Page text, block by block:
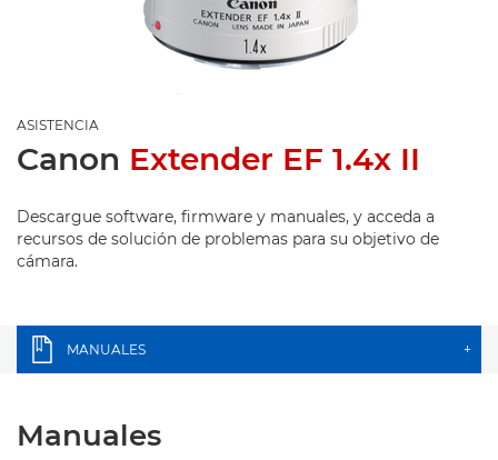
ASISTENCIA
Canon Extender EF 1.4x II
Descargue software, firmware y manuales, y acceda a
recursos de solución de problemas para su objetivo de
cámara.
MANUALES +
Manuales